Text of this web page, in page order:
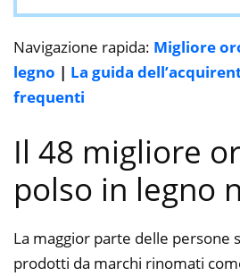
Navigazione rapida: Migliore
legno | La guida
frequenti
Il 48 migliore
polso in legno
La maggior parte delle persone
prodotti da marchi rinomati